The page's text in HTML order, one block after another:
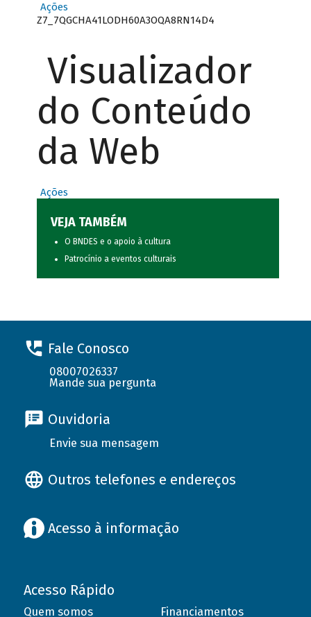
Ações
Z7_7QGCHA41LODH60A3OQA8RN14D4
Visualizador
do Conteúdo
da Web
Ações
VEJA TAMBÉM
O BNDES e o apoio à cultura
Patrocínio a eventos culturais
Fale Conosco
08007026337
Mande sua pergunta
Ouvidoria
Envie sua mensagem
Outros telefones e endereços
Acesso à informação
Acesso Rápido
Quem somos
Financiamentos